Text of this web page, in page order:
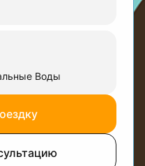
Воды